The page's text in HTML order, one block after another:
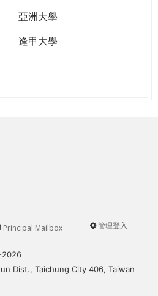
亞洲大學
逢甲大學
User
管理登入
Principal Mailbox
2026
Dist., Taichung City 406, Taiwan